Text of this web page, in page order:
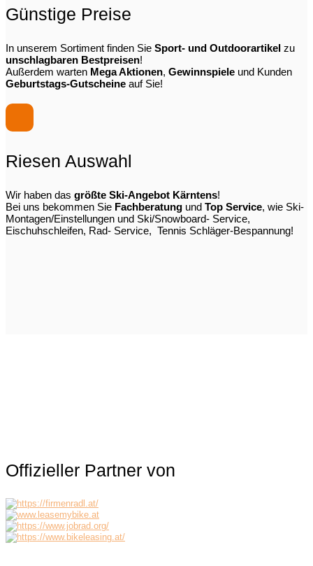
Günstige Preise
In unserem Sortiment finden Sie Sport- und Outdoorartikel zu
unschlagbaren Bestpreisen!
Außerdem warten Mega Aktionen, Gewinnspiele und Kunden
Geburtstags-Gutscheine auf Sie!
Riesen Auswahl
Wir haben das größte Ski-Angebot Kärntens!
Bei uns bekommen Sie Fachberatung und Top Service, wie Ski-
Montagen/Einstellungen und Ski/Snowboard- Service,
Eischuhschleifen, Rad- Service, Tennis Schläger-Bespannung!
Offizieller Partner von